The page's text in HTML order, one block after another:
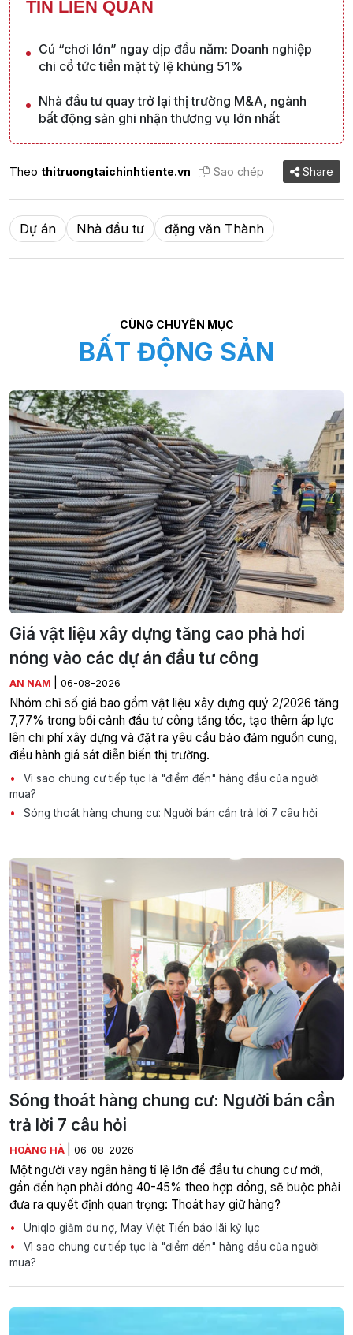
TIN LIÊN QUAN
Cú “chơi lớn” ngay dịp đầu năm: Doanh nghiệp
chi cổ tức tiền mặt tỷ lệ khủng 51%
Nhà đầu tư quay trở lại thị trường M&A, ngành
bất động sản ghi nhận thương vụ lớn nhất
Theo thitruongtaichinhtiente.vn Sao chép Share
Dự án Nhà đầu tư đặng văn Thành
CÙNG CHUYÊN MỤC
BẤT ĐỘNG SẢN
Giá vật liệu xây dựng tăng cao phả hơi
nóng vào các dự án đầu tư công
AN NAM 06-08-2026
Nhóm chỉ số giá bao gồm vật liệu xây dựng quý 2/2026 tăng
7,77% trong bối cảnh đầu tư công tăng tốc, tạo thêm áp lực
lên chi phí xây dựng và đặt ra yêu cầu bảo đảm nguồn cung,
điều hành giá sát diễn biến thị trường.
Vì sao chung cư tiếp tục là "điểm đến" hàng đầu của người
mua?
Sóng thoát hàng chung cư: Người bán cần trả lời 7 câu hỏi
Sóng thoát hàng chung cư: Người bán cần
trả lời 7 câu hỏi
HOÀNG HÀ 06-08-2026
Một người vay ngân hàng tỉ lệ lớn để đầu tư chung cư mới,
gần đến hạn phải đóng 40-45% theo hợp đồng, sẽ buộc phải
đưa ra quyết định quan trọng: Thoát hay giữ hàng?
Uniqlo giảm dư nợ, May Việt Tiến báo lãi kỷ lục
Vì sao chung cư tiếp tục là "điểm đến" hàng đầu của người
mua?